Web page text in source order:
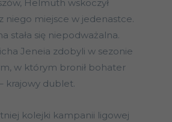
Helmuth wskoczył
niego miejsce w jedenastce.
stała się niepodważalna.
Jeneia zdobyli w sezonie
w którym bronił bohater
krajowy dublet.
kolejki kampanii ligowej